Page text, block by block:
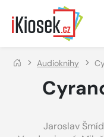
Přejít na hlavní obsah
Audioknihy
Jaroslav Šmíd